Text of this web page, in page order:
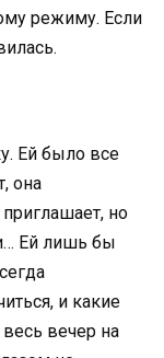
режиму. Если
Ей было все
она
но
Ей лишь бы
и какие
вечер на